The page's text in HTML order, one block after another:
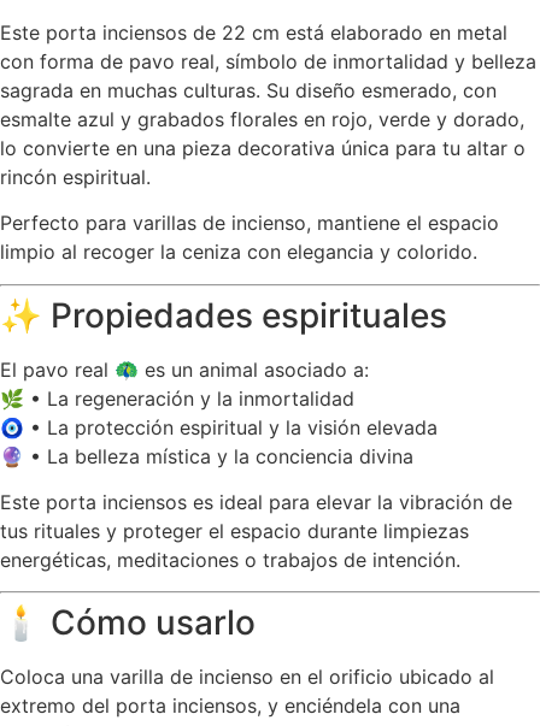
Este porta inciensos de 22 cm está elaborado en metal
con forma de pavo real, símbolo de inmortalidad y belleza
sagrada en muchas culturas. Su diseño esmerado, con
esmalte azul y grabados florales en rojo, verde y dorado,
lo convierte en una pieza decorativa única para tu altar o
rincón espiritual.
Perfecto para varillas de incienso, mantiene el espacio
limpio al recoger la ceniza con elegancia y colorido.
✨ Propiedades espirituales
El pavo real 🦚 es un animal asociado a:
🌿 • La regeneración y la inmortalidad
🧿 • La protección espiritual y la visión elevada
🔮 • La belleza mística y la conciencia divina
Este porta inciensos es ideal para elevar la vibración de
tus rituales y proteger el espacio durante limpiezas
energéticas, meditaciones o trabajos de intención.
🕯️ Cómo usarlo
Coloca una varilla de incienso en el orificio ubicado al
extremo del porta inciensos, y enciéndela con una